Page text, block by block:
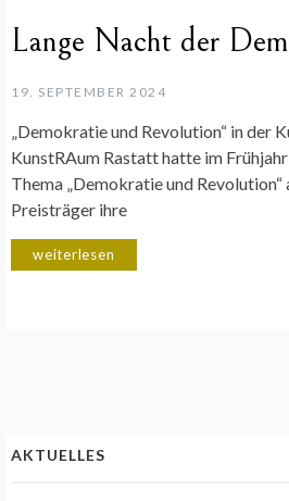
Lange Nacht der
19. SEPTEMBER 2024
„Demokratie und Revolution“ in der
KunstRAum Rastatt hatte im
Thema „Demokratie und Revolution“
Preisträger ihre
weiterlesen
AKTUELLES